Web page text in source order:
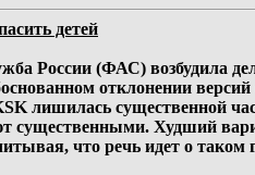
детей
России (ФАС) возбудила
отклонении
KSK лишилась
существенными. Худший
что речь идет о